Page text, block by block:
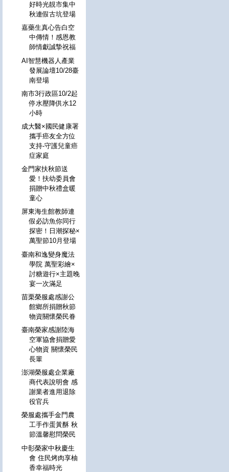
好時光靚市集中
秋連假古坑登場
嘉藥生真心告白空
中傳情！感恩教
師情獻誠摯祝福
AI智慧機器人產業
發展論壇10/28臺
南登場
南市3行政區10/2起
停水壓降供水12
小時
成大醫×國民健康署
攜手癌友全方位
支持-守護兒童癌
症家庭
金門家扶秋節送
愛！扶幼委員會
捐贈中秋禮盒暖
童心
屏東海生館教師連
假必訪魚你同行
探密！日潮探秘×
萬聖節10月登場
臺南和逸變身魔法
學院 萬聖彩繪×
討糖遊行×主題晚
宴一次滿足
苗栗榮服處感謝公
館鄉所捐贈秋節
物資關懷榮民眷
臺南榮家感謝陸海
空軍協會捐贈愛
心物資 關懷榮民
長輩
澎湖榮服處企業廠
商代表說明會 感
謝業者進用退除
役官兵
榮服處攜手金門農
工手作蛋黃酥 秋
節溫馨慰問榮民
中彰榮家中秋慶生
會 住民烤肉享柚
香幸福時光